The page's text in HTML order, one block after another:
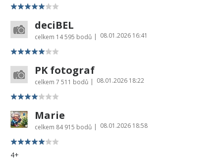
deciBEL
celkem 14 595 bodů | 08.01.2026 16:41
PK fotograf
celkem 7 511 bodů | 08.01.2026 18:22
Marie
celkem 84 915 bodů | 08.01.2026 18:58
4+